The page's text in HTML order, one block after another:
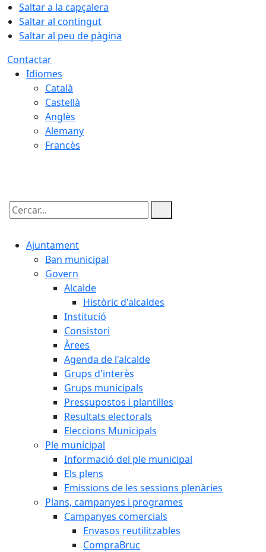
Saltar a la capçalera
Saltar al contingut
Saltar al peu de pàgina
Contactar
Idiomes
Català
Castellà
Anglès
Alemany
Francès
Cercar:
Ajuntament
Ban municipal
Govern
Alcalde
Històric d'alcaldes
Institució
Consistori
Àrees
Agenda de l'alcalde
Grups d'interès
Grups municipals
Pressupostos i plantilles
Resultats electorals
Eleccions Municipals
Ple municipal
Informació del ple municipal
Els plens
Emissions de les sessions plenàries
Plans, campanyes i programes
Campanyes comercials
Envasos reutilitzables
CompraBruc